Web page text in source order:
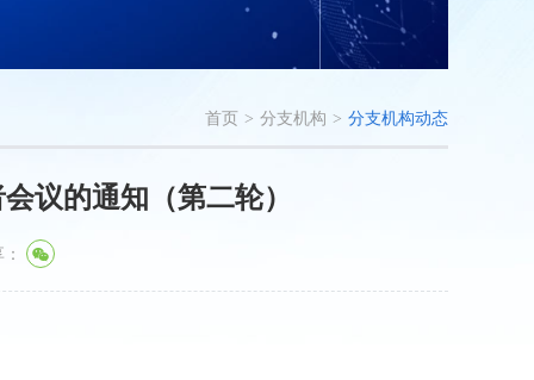
首页 > 分支机构 > 分支机构动态
议的通知（第二轮）